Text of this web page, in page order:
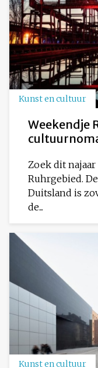
Kunst en cultuur
Weekendje
Zoek dit
Ruhrgebied.
Duitsland is
de...
Kunst en cultuur